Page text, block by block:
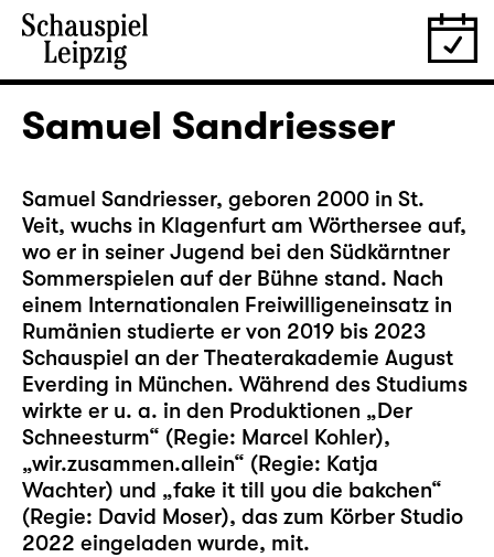
Samuel Sandriesser
Samuel Sandriesser, geboren 2000 in St.
Veit, wuchs in Klagenfurt am Wörthersee auf,
wo er in seiner Jugend bei den Südkärntner
Sommerspielen auf der Bühne stand. Nach
einem Internationalen Freiwilligeneinsatz in
Rumänien studierte er von 2019 bis 2023
Schauspiel an der Theaterakademie August
Everding in München. Während des Studiums
wirkte er u. a. in den Produktionen „Der
Schneesturm“ (Regie: Marcel Kohler),
„wir.zusammen.allein“ (Regie: Katja
Wachter) und „fake it till you die bakchen“
(Regie: David Moser), das zum Körber Studio
2022 eingeladen wurde, mit.